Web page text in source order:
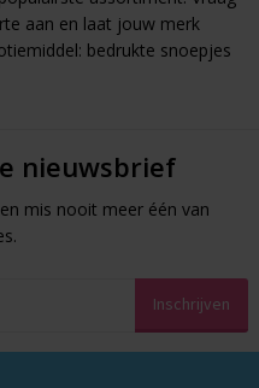
aan en laat jouw merk
bedrukte snoepjes
nieuwsbrief
mis nooit meer één van